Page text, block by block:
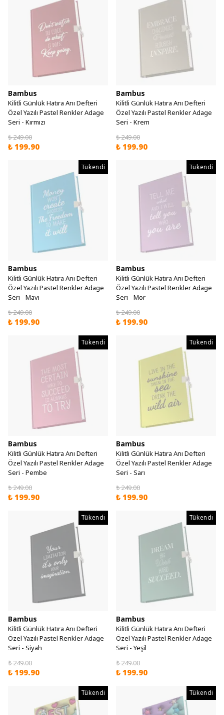
Bambus
Kilitli Günlük Hatıra Anı Defteri
Özel Yazılı Pastel Renkler Adage
Seri - Kırmızı
₺ 249.00
₺ 199.90
Bambus
Kilitli Günlük Hatıra Anı Defteri
Özel Yazılı Pastel Renkler Adage
Seri - Krem
₺ 249.00
₺ 199.90
Tükendi
Bambus
Kilitli Günlük Hatıra Anı Defteri
Özel Yazılı Pastel Renkler Adage
Seri - Mavi
₺ 249.00
₺ 199.90
Tükendi
Bambus
Kilitli Günlük Hatıra Anı Defteri
Özel Yazılı Pastel Renkler Adage
Seri - Mor
₺ 249.00
₺ 199.90
Tükendi
Bambus
Kilitli Günlük Hatıra Anı Defteri
Özel Yazılı Pastel Renkler Adage
Seri - Pembe
₺ 249.00
₺ 199.90
Tükendi
Bambus
Kilitli Günlük Hatıra Anı Defteri
Özel Yazılı Pastel Renkler Adage
Seri - Sarı
₺ 249.00
₺ 199.90
Tükendi
Bambus
Kilitli Günlük Hatıra Anı Defteri
Özel Yazılı Pastel Renkler Adage
Seri - Siyah
₺ 249.00
₺ 199.90
Tükendi
Bambus
Kilitli Günlük Hatıra Anı Defteri
Özel Yazılı Pastel Renkler Adage
Seri - Yeşil
₺ 249.00
₺ 199.90
Tükendi Tükendi